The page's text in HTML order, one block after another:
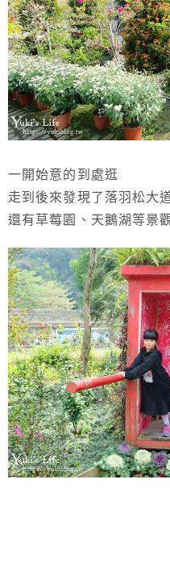
一開始意的到處逛
走到後來發現了落羽松大
還有草莓園、天鵝湖等景